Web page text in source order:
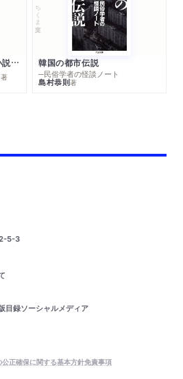
世界幻想文学大全 怪奇小説精華
著
ちくま文庫
韓国の都市伝説
─民俗学者の怪談ノート
島村恭則著
5-3
目録ソーシャルメディア
正確保に関する基本方針免責事項